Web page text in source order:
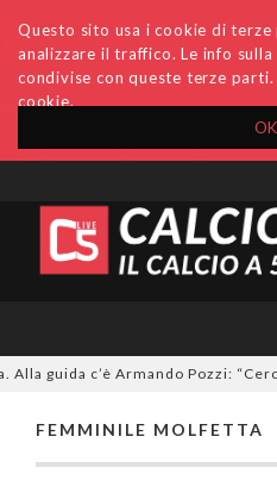
OK
Questo sito usa i cookie di
analizzare il traffico. Le info
condivise con queste terze
cookie.
Accedi Archivio Invio
guida c’è Armando Pozzi:
FEMMINILE MOLFETTA